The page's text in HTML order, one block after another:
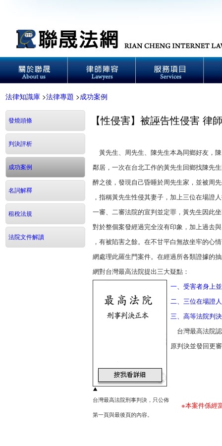
法律知識庫 >法律專題 >成功案例
發燒頭條
判決評析
成功案例
名詞解釋
租稅法規
法院文件解讀
【性侵害】被誣告性侵害 律
黃先生、周先生、陳先生本為同鄉好友，
鄰居，一次在台北工作的黃先生回鄉找陳先
醉之後，發現自己昏睡於周先生家，並被周
，指稱黃先生性侵其妻子，加上三位在場證
一審、二審法院的宣判並定罪，黃先生因此
對於整個案發經過完全沒有印象，加上過去
，有被陷害之餘。在不甘平白無故坐牢的心
網處理此羅生門案件。在經過所各類證據的
網對台灣最高法院提出三大疑點：
台灣最高法院刑事判決，只公佈
第一頁與最後頁的內容。
一、受害者身上
二、三位在場證
三、高等法院判
台灣最高法院
原判決並發回更
※本案件係經